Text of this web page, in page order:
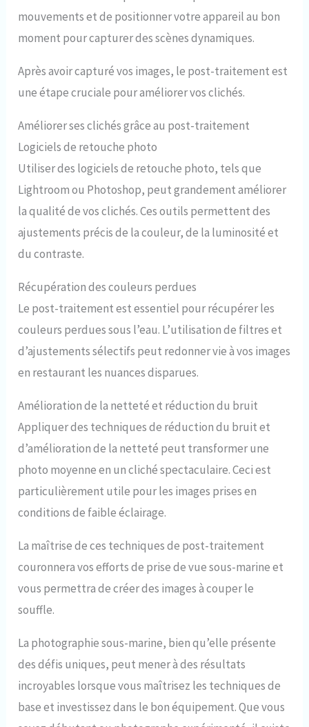
mouvements et de positionner votre appareil au bon
moment pour capturer des scènes dynamiques.
Après avoir capturé vos images, le post-traitement est
une étape cruciale pour améliorer vos clichés.
Améliorer ses clichés grâce au post-traitement
Logiciels de retouche photo
Utiliser des logiciels de retouche photo, tels que
Lightroom ou Photoshop, peut grandement améliorer
la qualité de vos clichés. Ces outils permettent des
ajustements précis de la couleur, de la luminosité et
du contraste.
Récupération des couleurs perdues
Le post-traitement est essentiel pour récupérer les
couleurs perdues sous l’eau. L’utilisation de filtres et
d’ajustements sélectifs peut redonner vie à vos images
en restaurant les nuances disparues.
Amélioration de la netteté et réduction du bruit
Appliquer des techniques de réduction du bruit et
d’amélioration de la netteté peut transformer une
photo moyenne en un cliché spectaculaire. Ceci est
particulièrement utile pour les images prises en
conditions de faible éclairage.
La maîtrise de ces techniques de post-traitement
couronnera vos efforts de prise de vue sous-marine et
vous permettra de créer des images à couper le
souffle.
La photographie sous-marine, bien qu’elle présente
des défis uniques, peut mener à des résultats
incroyables lorsque vous maîtrisez les techniques de
base et investissez dans le bon équipement. Que vous